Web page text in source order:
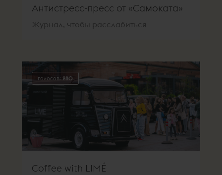
Антистресс-пресс от «Самоката»
Журнал, чтобы расслабиться
голосов: 280
Coffee with LIMÉ